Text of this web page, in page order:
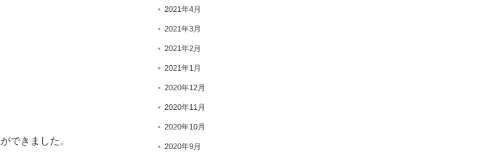
ができました。
2021年4月
2021年3月
2021年2月
2021年1月
2020年12月
2020年11月
2020年10月
2020年9月